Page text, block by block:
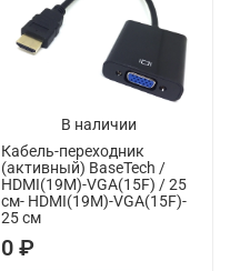
В наличии
Кабель-переходник
(активный) BaseTech /
HDMI(19M)-VGA(15F) / 25
см- HDMI(19M)-VGA(15F)-
25 см
0 ₽